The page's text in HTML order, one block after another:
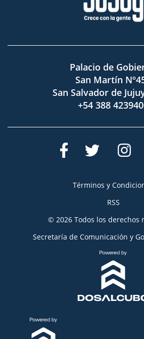
Palacio de
San Martín
San Salvador de
+54 388
Términos y
RSS
© 2026 Todos los derechos
Secretaría de Comunicación y